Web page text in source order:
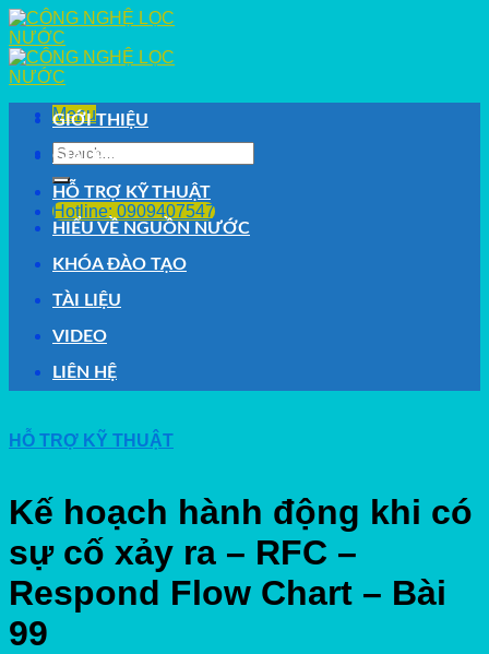
Skip
to
content
Menu
Search
for:
Hotline: 0909407547
GIỚI THIỆU
GIẢI PHÁP
HỖ TRỢ KỸ THUẬT
HIỂU VỀ NGUỒN NƯỚC
KHÓA ĐÀO TẠO
TÀI LIỆU
VIDEO
LIÊN HỆ
HỖ TRỢ KỸ THUẬT
Kế hoạch hành động khi có
sự cố xảy ra – RFC –
Respond Flow Chart – Bài
99